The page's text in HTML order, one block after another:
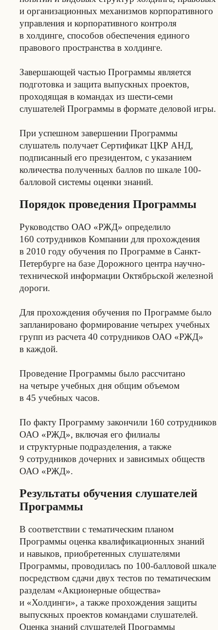
и организационных механизмов корпоративного
управления и корпоративного контроля
в холдинге, способов обеспечения единого
правового пространства в холдинге.
Завершающей частью Программы является
подготовка и защита выпускных проектов,
проходящая в командах из шести-семи
слушателей Программы в формате деловой игры.
При успешном завершении Программы
слушатель получает Сертификат ЦКР АНД,
подписанный его президентом, с указанием
количества полученных баллов по шкале 100-
балловой системы оценки знаний.
Порядок проведения Программы
Руководство ОАО «РЖД» определило
160 сотрудников Компании для прохождения
в 2010 году обучения по Программе в Санкт-
Петербурге на базе Дорожного центра научно-
технической информации Октябрьской железной
дороги.
Для прохождения обучения по Программе было
запланировано формирование четырех учебных
групп из расчета 40 сотрудников ОАО «РЖД»
в каждой.
Проведение Программы было рассчитано
на четыре учебных дня общим объемом
в 45 учебных часов.
По факту Программу закончили 160 сотрудников
ОАО «РЖД», включая его филиалы
и структурные подразделения, а также
9 сотрудников дочерних и зависимых обществ
ОАО «РЖД».
Результаты обучения слушателей
Программы
В соответствии с тематическим планом
Программы оценка квалификационных знаний
и навыков, приобретенных слушателями
Программы, проводилась по 100-балловой шкале
посредством сдачи двух тестов по тематическим
разделам «Акционерные общества»
и «Холдинги», а также прохождения защиты
выпускных проектов командами слушателей.
Оценка знаний слушателей Программы